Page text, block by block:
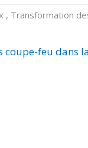
, Transformation
feu dans